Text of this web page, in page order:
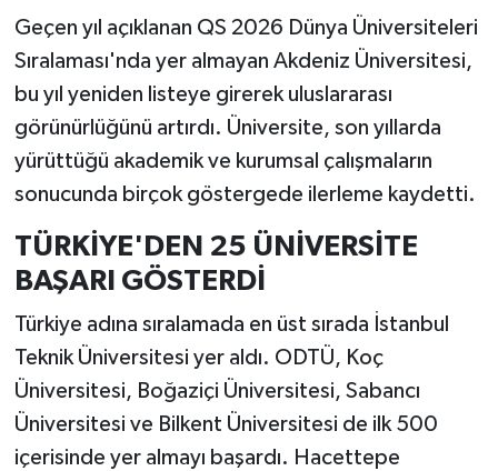
Geçen yıl açıklanan QS 2026 Dünya Üniversiteleri
Sıralaması'nda yer almayan Akdeniz Üniversitesi,
bu yıl yeniden listeye girerek uluslararası
görünürlüğünü artırdı. Üniversite, son yıllarda
yürüttüğü akademik ve kurumsal çalışmaların
sonucunda birçok göstergede ilerleme kaydetti.
TÜRKİYE'DEN 25 ÜNİVERSİTE
BAŞARI GÖSTERDİ
Türkiye adına sıralamada en üst sırada İstanbul
Teknik Üniversitesi yer aldı. ODTÜ, Koç
Üniversitesi, Boğaziçi Üniversitesi, Sabancı
Üniversitesi ve Bilkent Üniversitesi de ilk 500
içerisinde yer almayı başardı. Hacettepe